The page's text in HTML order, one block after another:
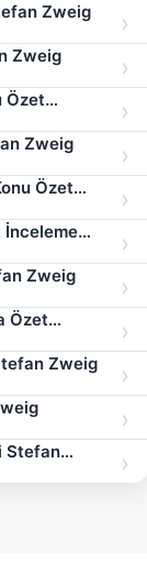
Zweig
Zweig
Özet
Zweig
Özet
İnceleme
Zweig
Özet
Zweig